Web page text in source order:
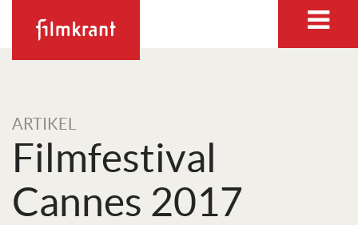
ARTIKEL
Filmfestival
Cannes 2017